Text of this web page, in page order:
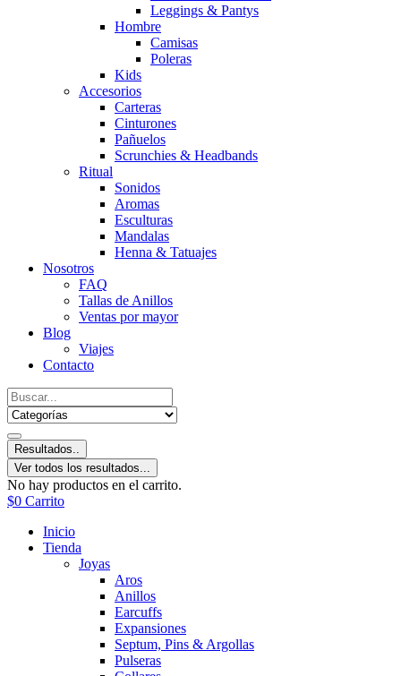
Leggings & Pantys
Hombre
Camisas
Poleras
Kids
Accesorios
Carteras
Cinturones
Pañuelos
Scrunchies & Headbands
Ritual
Sonidos
Aromas
Esculturas
Mandalas
Henna & Tatuajes
Nosotros
FAQ
Tallas de Anillos
Ventas por mayor
Blog
Viajes
Contacto
Resultados..
Ver todos los resultados...
No hay productos en el carrito.
$0 Carrito
Inicio
Tienda
Joyas
Aros
Anillos
Earcuffs
Expansiones
Septum, Pins & Argollas
Pulseras